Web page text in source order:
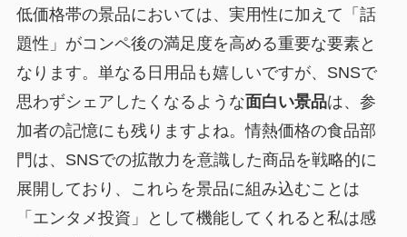
低価格帯の景品においては、実用性に加えて「話
題性」がコンペ後の満足度を高める重要な要素と
なります。単なる日用品も嬉しいですが、SNSで
思わずシェアしたくなるような面白い景品は、参
加者の記憶にも残りますよね。情熱価格の食品部
門は、SNSでの拡散力を意識した商品を戦略的に
展開しており、これらを景品に組み込むことは
「エンタメ投資」として機能してくれると私は感